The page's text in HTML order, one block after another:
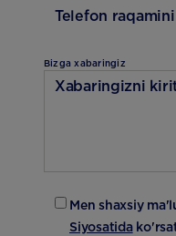
Bizga xabaringiz
Men shaxsiy
Siyosatida